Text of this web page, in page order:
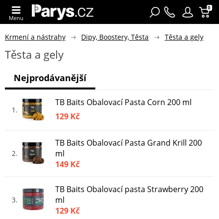
0
Menu
Krmení a nástrahy Dipy, Boostery, Těsta Těsta a gely
Těsta a gely
1
TB Baits Obalovací Pasta Corn 200 ml
129 Kč
2
TB Baits Obalovací Pasta Grand Krill 200
ml
149 Kč
3
TB Baits Obalovací pasta Strawberry 200
ml
129 Kč
Nejprodávanější